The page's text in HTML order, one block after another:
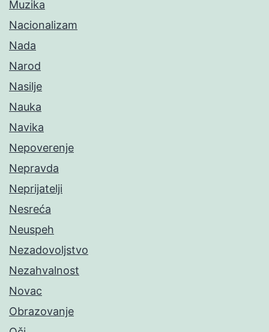
Muzika
Nacionalizam
Nada
Narod
Nasilje
Nauka
Navika
Nepoverenje
Nepravda
Neprijatelji
Nesreća
Neuspeh
Nezadovoljstvo
Nezahvalnost
Novac
Obrazovanje